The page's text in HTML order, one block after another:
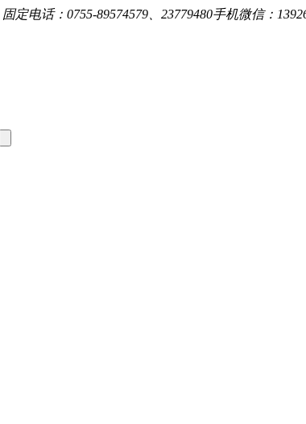
固定电话：0755-89574579、23779480手机微信：